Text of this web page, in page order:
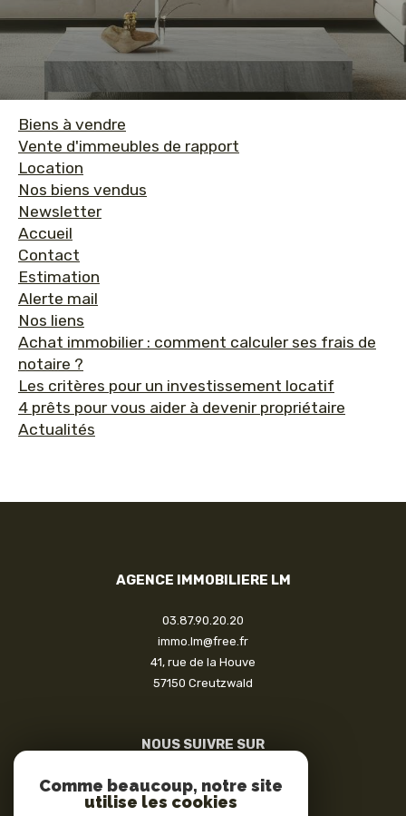
Biens à vendre
Vente d'immeubles de rapport
Location
Nos biens vendus
Newsletter
Accueil
Contact
Estimation
Alerte mail
Nos liens
Achat immobilier : comment calculer ses frais de
notaire ?
Les critères pour un investissement locatif
4 prêts pour vous aider à devenir propriétaire
Actualités
AGENCE IMMOBILIERE LM
03.87.90.20.20
immo.lm@free.fr
41, rue de la Houve
57150
creutzwald
NOUS SUIVRE SUR
Comme beaucoup, notre site
utilise les cookies